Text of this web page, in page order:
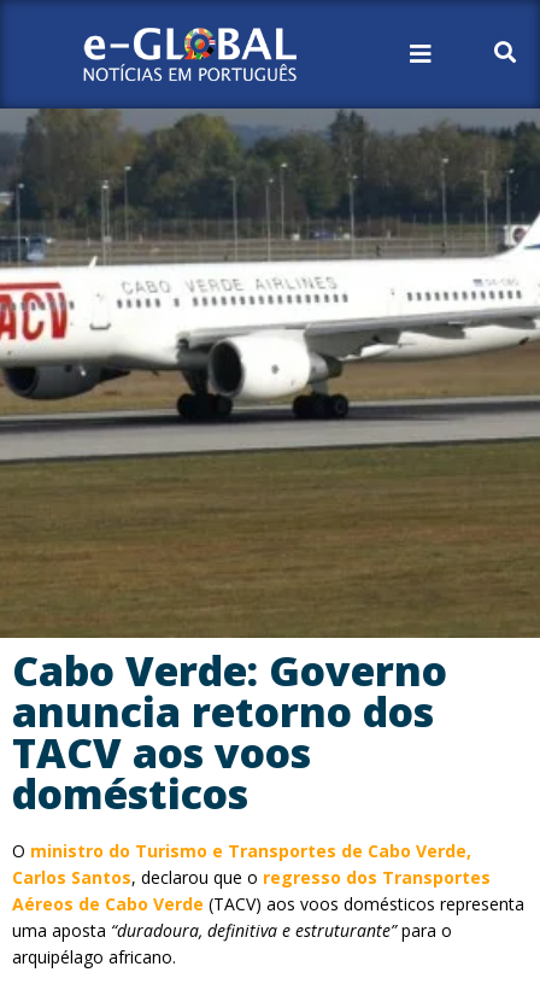
Cabo Verde: Governo
anuncia retorno dos
TACV aos voos
domésticos
O ministro do Turismo e Transportes de Cabo Verde,
Carlos Santos, declarou que o regresso dos Transportes
Aéreos de Cabo Verde (TACV) aos voos domésticos representa
uma aposta “duradoura, definitiva e estruturante”para o
arquipélago africano.